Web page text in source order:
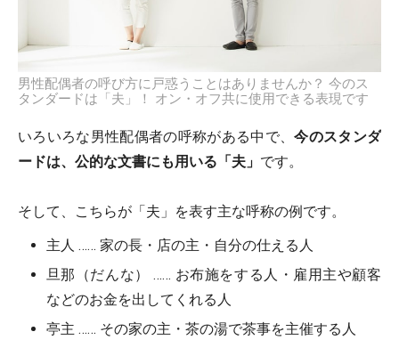
男性配偶者の呼び方に戸惑うことはありませんか？ 今のス
タンダードは「夫」！ オン・オフ共に使用できる表現です
いろいろな男性配偶者の呼称がある中で、今のスタンダ
ードは、公的な文書にも用いる「夫」 です。
そして、こちらが「夫」を表す主な呼称の例です。
主人 …… 家の長・店の主・自分の仕える人
旦那（だんな） …… お布施をする人・雇用主や顧客
などのお金を出してくれる人
亭主 …… その家の主・茶の湯で茶事を主催する人